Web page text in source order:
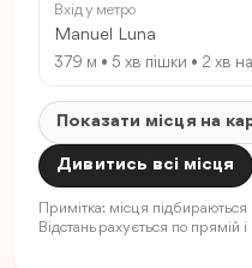
Вхід у метро
Manuel Luna
379 м • 5 хв пішки • 2 хв
Показати місця на
Дивитись всі місця
Примітка: місця
Відстань рахується по прямій